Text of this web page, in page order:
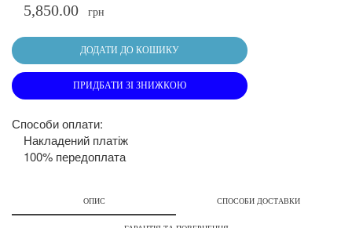
5,850.00 грн
ДОДАТИ ДО КОШИКУ
ПРИДБАТИ ЗІ ЗНИЖКОЮ
Способи оплати:
Накладений платіж
100% передоплата
ОПИС СПОСОБИ ДОСТАВКИ